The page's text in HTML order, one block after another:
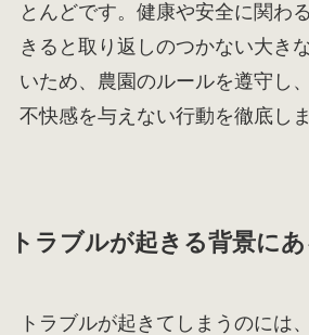
とんどです。健康や安全に関わ
きると取り返しのつかない大き
いため、農園のルールを遵守し
不快感を与えない行動を徹底しま
トラブルが起きる背景に
トラブルが起きてしまうのには